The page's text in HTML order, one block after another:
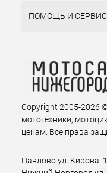
ПОМОЩЬ И
Copyright 2005-2026
мототехники,
ценам. Все права
Павлово ул. Кирова.